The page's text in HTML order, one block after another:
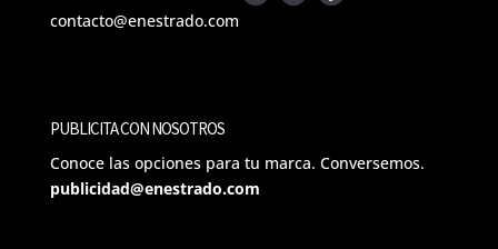
contacto@enestrado.com
PUBLICITA CON NOSOTROS
Conoce las opciones para tu marca. Conversemos.
publicidad@enestrado.com